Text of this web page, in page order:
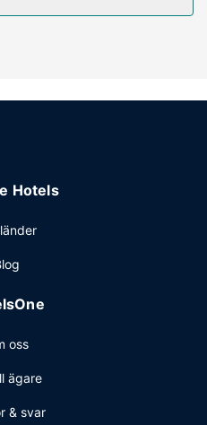
inomhuspool, bubbelpool
business-service dygnet
på plats.
Hotels
oss
ägare
& svar